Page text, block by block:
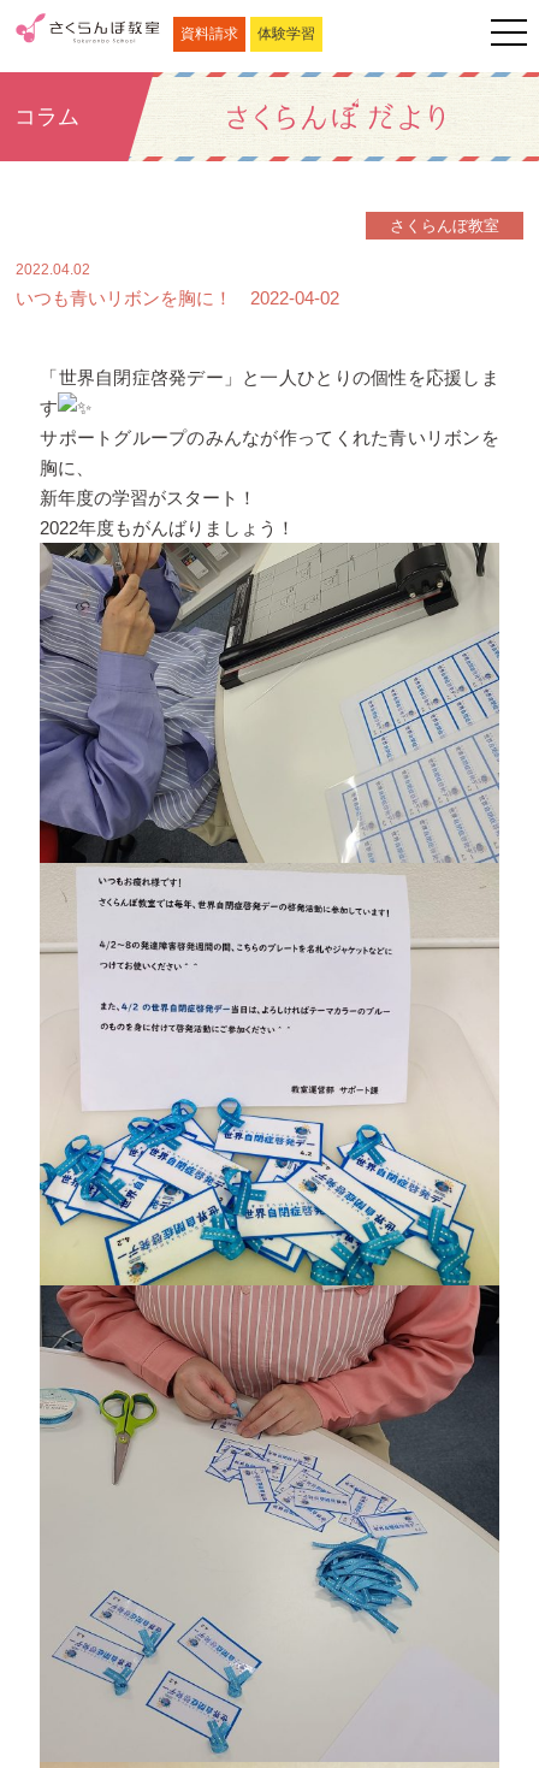
資料請求 体験学習
コラム
さくらんぼ教室
2022.04.02
いつも青いリボンを胸に！ 2022-04-02
「世界自閉症啓発デー」と一人ひとりの個性を応援しま
す
サポートグループのみんなが作ってくれた青いリボンを
胸に、
新年度の学習がスタート！
2022年度もがんばりましょう！